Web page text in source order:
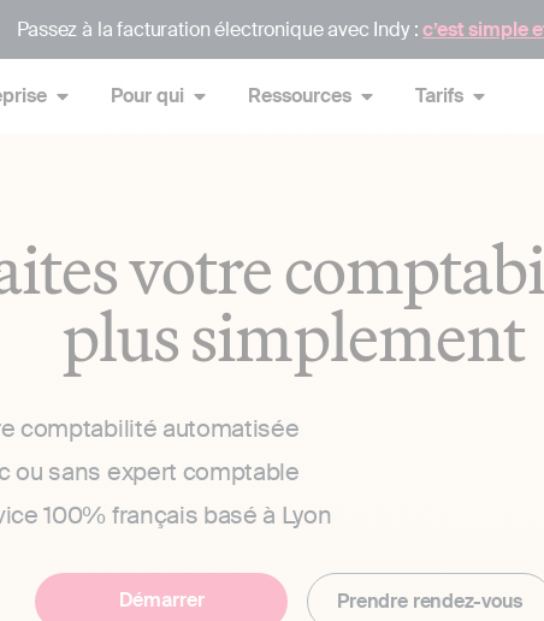
Passez à la facturation électronique avec Indy :c’est simple
Pour qui Ressources Tarifs
votre
plus simplement
comptabilité automatisée
ou sans expert comptable
100% français basé à Lyon
Démarrer Prendre rendez-vous